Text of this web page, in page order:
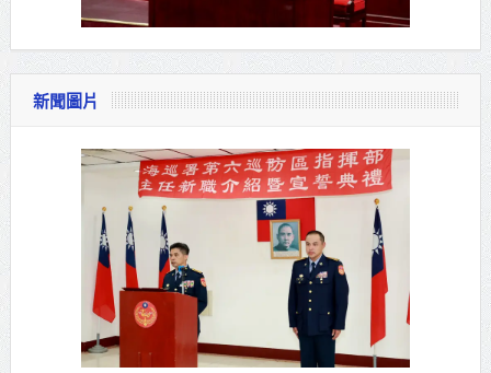
新聞圖片